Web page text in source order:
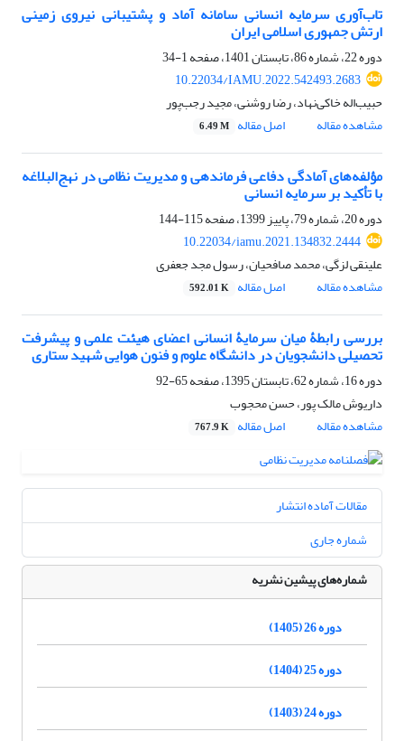
تاب‌آوری سرمایه انسانی سامانه آماد و پشتیبانی نیروی زمینی
ارتش جمهوری اسلامی ایران
دوره 22، شماره 86، تابستان 1401، صفحه
1-34
10.22034/IAMU.2022.542493.2683
حبیب‌اله خاکی‌نهاد، رضا روشنی، مجید رجب‌پور
مشاهده مقاله
اصل مقاله 6.49 M
مؤلفه‌های آمادگی دفاعی فرماندهی و مدیریت نظامی در نهج‌البلاغه
با تأکید بر سرمایه‌ انسانی
دوره 20، شماره 79، پاییز 1399، صفحه
115-144
10.22034/iamu.2021.134832.2444
علینقی لزگی، محمد صافحیان، رسول مجد جعفری
مشاهده مقاله
اصل مقاله 592.01 K
بررسی رابطۀ میان سرمایۀ انسانی اعضای هیئت علمی و پیشرفت
تحصیلی دانشجویان در دانشگاه علوم و فنون هوایی شهید ستاری
دوره 16، شماره 62، تابستان 1395، صفحه
65-92
داریوش مالک پور، حسن محجوب
مشاهده مقاله
اصل مقاله 767.9 K
مقالات آماده انتشار
شماره جاری
شماره‌های پیشین نشریه
دوره 26 (1405)
دوره 25 (1404)
دوره 24 (1403)